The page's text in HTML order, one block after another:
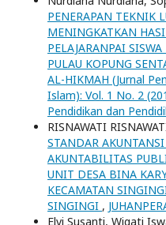
PENERAPAN TEKNIK
MENINGKATKAN
PELAJARANPAI
PULAU KOPUNG
AL-HIKMAH (Jurnal
Islam): Vol. 1 No. 2
Pendidikan dan
RISNAWATI
STANDAR
AKUNTABILITAS
UNIT DESA BINA
KECAMATAN
SINGINGI ,
Elvi Susanti, Wigati